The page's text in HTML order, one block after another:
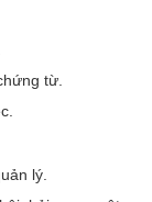
từ.
lý.